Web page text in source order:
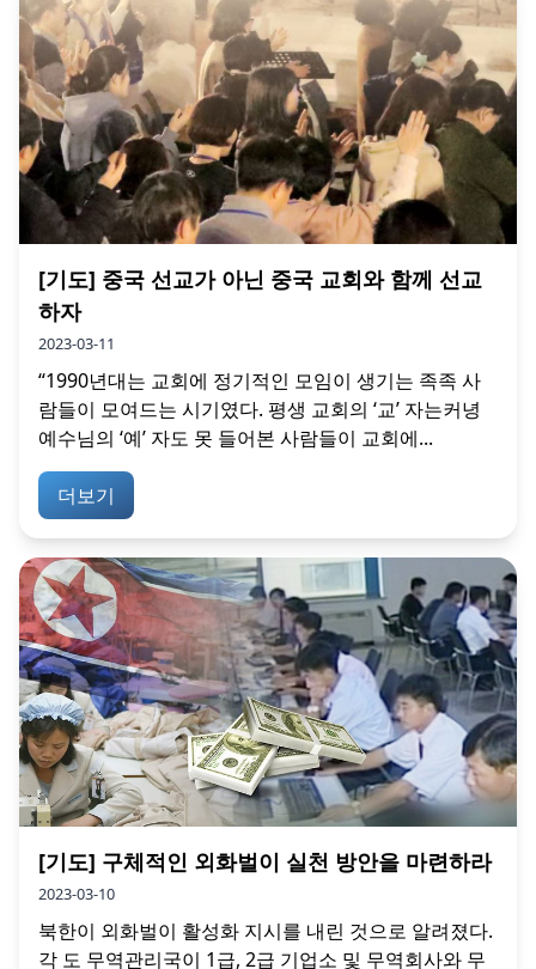
[기도] 중국 선교가 아닌 중국 교회와 함께 선교
하자
2023-03-11
“1990년대는 교회에 정기적인 모임이 생기는 족족 사
람들이 모여드는 시기였다. 평생 교회의 ‘교’ 자는커녕
예수님의 ‘예’ 자도 못 들어본 사람들이 교회에...
더보기
[기도] 구체적인 외화벌이 실천 방안을 마련하라
2023-03-10
북한이 외화벌이 활성화 지시를 내린 것으로 알려졌다.
각 도 무역관리국이 1급, 2급 기업소 및 무역회사와 무